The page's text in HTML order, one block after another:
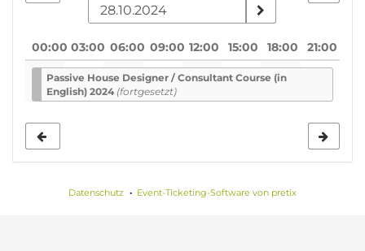
zur
auswählen
00:00 03:00 06:00 09:00 12:00 15:00 18:00 21:00
Passive House De­sign­er / Con­sult­ant Course (in
English) 2024 (fortgesetzt)
Datenschutz Event-Ticketing-Software von pretix